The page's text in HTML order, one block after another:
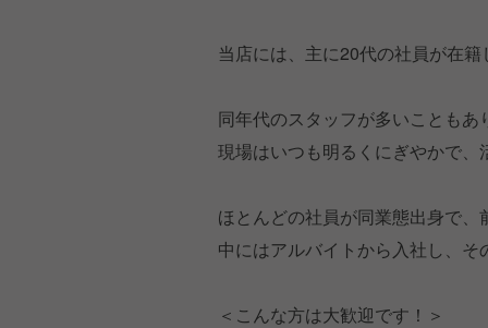
当店には、主に20代の社員が在
同年代のスタッフが多いことも
現場はいつも明るくにぎやかで、
ほとんどの社員が同業態出身で
中にはアルバイトから入社し、
＜こんな方は大歓迎です！＞